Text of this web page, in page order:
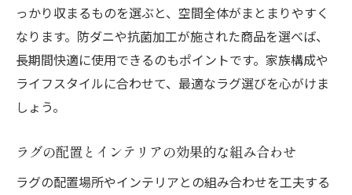
っかり収まるものを選ぶと、空間全体がまとまりやすく
なります。防ダニや抗菌加工が施された商品を選べば、
長期間快適に使用できるのもポイントです。家族構成や
ライフスタイルに合わせて、最適なラグ選びを心がけま
しょう。
ラグの配置とインテリアの効果的な組み合わせ
ラグの配置場所やインテリアとの組み合わせを工夫する